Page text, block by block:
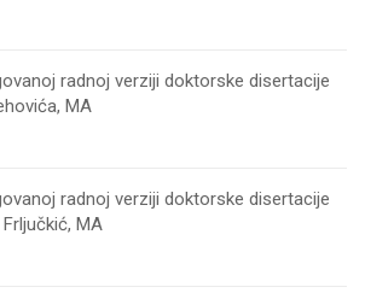
radnoj verziji doktorske disertacije
MA
radnoj verziji doktorske disertacije
MA